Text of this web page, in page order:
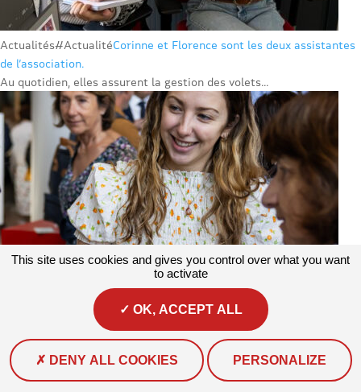
Actualités#ActualitéCorinne et Florence sont les deux assistantes
de l’association.
Au quotidien, elles assurent la gestion des volets...
Actualités#ActualitéBrunelle, chargée de projet climat au sein de
l’association Prévention MAIF !
This site uses cookies and gives you control over what you want
to activate
OK, ACCEPT ALL
DENY ALL COOKIES PERSONALIZE